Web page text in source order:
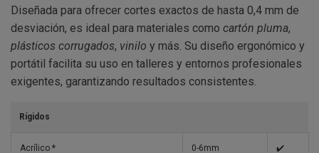
Diseñada para ofrecer cortes exactos de hasta 0,4 mm de
desviación, es ideal para materiales como cartón pluma,
plásticos corrugados, vinilo y más. Su diseño ergonómico y
portátil facilita su uso en talleres y entornos profesionales
exigentes, garantizando resultados consistentes.
Rígidos
Acrílico * 0-6mm ✔️